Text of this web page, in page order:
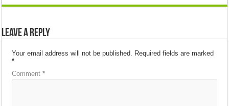
Leave a Reply
Your email address will not be published. Required fields are marked
*
Comment*